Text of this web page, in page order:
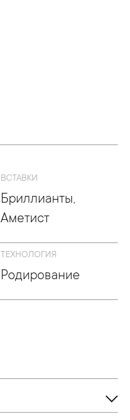
ВСТАВКИ
Бриллианты,
Аметист
ТЕХНОЛОГИЯ
Родирование